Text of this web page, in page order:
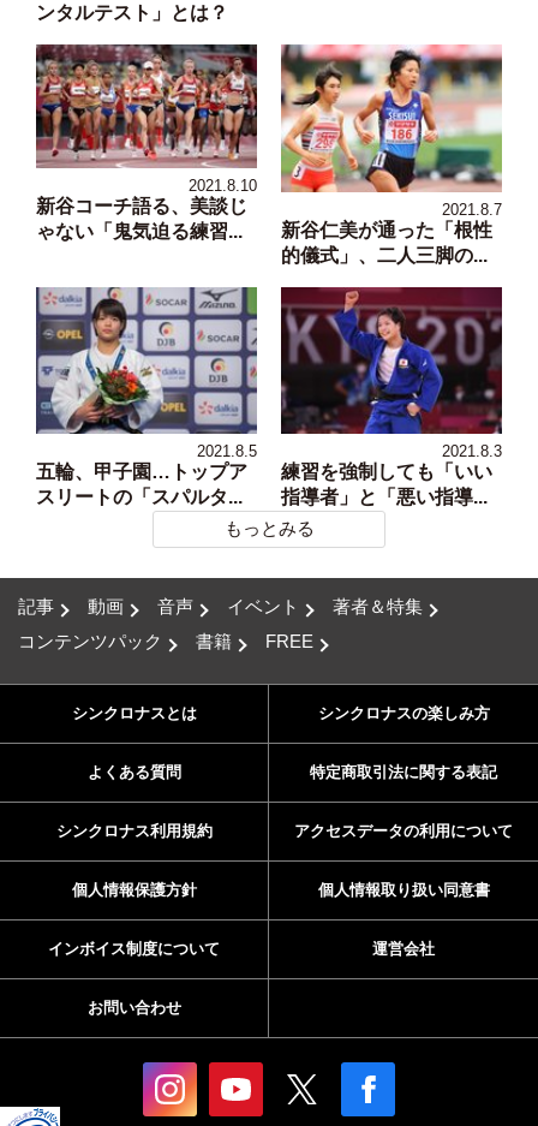
ンタルテスト」とは？
2021.8.10
新谷コーチ語る、美談じ
ゃない「鬼気迫る練習...
2021.8.7
新谷仁美が通った「根性
的儀式」、二人三脚の...
2021.8.5
五輪、甲子園…トップア
スリートの「スパルタ...
2021.8.3
練習を強制しても「いい
指導者」と「悪い指導...
もっとみる
記事 動画 音声 イベント
著者＆特集
コンテンツパック
書籍 FREE
シンクロナスとは シンクロナスの楽しみ方
よくある質問 特定商取引法に関する表記
シンクロナス利用規約 アクセスデータの利用について
個人情報保護方針 個人情報取り扱い同意書
インボイス制度について 運営会社
お問い合わせ